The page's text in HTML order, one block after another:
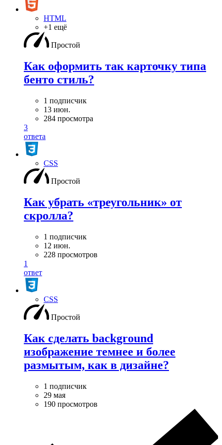
HTML
+1 ещё
Простой
Как оформить так карточку типа
бенто стиль?
1 подписчик
13 июн.
284 просмотра
3
ответа
CSS
Простой
Как убрать «треугольник» от
скролла?
1 подписчик
12 июн.
228 просмотров
1
ответ
CSS
Простой
Как сделать background
изображение темнее и более
размытым, как в дизайне?
1 подписчик
29 мая
190 просмотров